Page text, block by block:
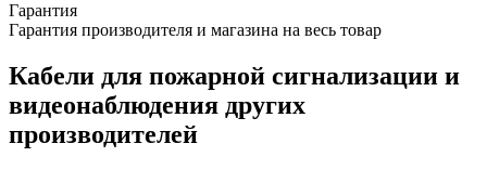
Гарантия
Гарантия производителя и магазина на весь товар
Кабели для пожарной сигнализации и
видеонаблюдения других
производителей